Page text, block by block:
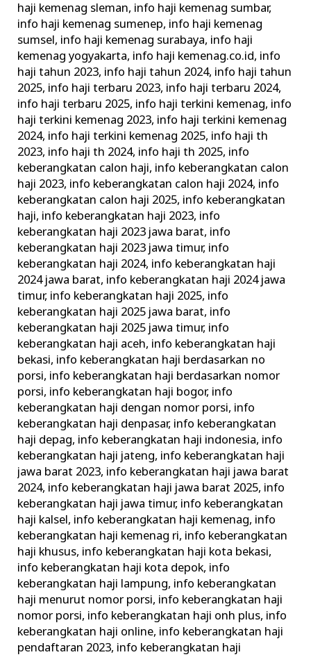
haji kemenag sleman, info haji kemenag sumbar,
info haji kemenag sumenep, info haji kemenag
sumsel, info haji kemenag surabaya, info haji
kemenag yogyakarta, info haji kemenag.co.id, info
haji tahun 2023, info haji tahun 2024, info haji tahun
2025, info haji terbaru 2023, info haji terbaru 2024,
info haji terbaru 2025, info haji terkini kemenag, info
haji terkini kemenag 2023, info haji terkini kemenag
2024, info haji terkini kemenag 2025, info haji th
2023, info haji th 2024, info haji th 2025, info
keberangkatan calon haji, info keberangkatan calon
haji 2023, info keberangkatan calon haji 2024, info
keberangkatan calon haji 2025, info keberangkatan
haji, info keberangkatan haji 2023, info
keberangkatan haji 2023 jawa barat, info
keberangkatan haji 2023 jawa timur, info
keberangkatan haji 2024, info keberangkatan haji
2024 jawa barat, info keberangkatan haji 2024 jawa
timur, info keberangkatan haji 2025, info
keberangkatan haji 2025 jawa barat, info
keberangkatan haji 2025 jawa timur, info
keberangkatan haji aceh, info keberangkatan haji
bekasi, info keberangkatan haji berdasarkan no
porsi, info keberangkatan haji berdasarkan nomor
porsi, info keberangkatan haji bogor, info
keberangkatan haji dengan nomor porsi, info
keberangkatan haji denpasar, info keberangkatan
haji depag, info keberangkatan haji indonesia, info
keberangkatan haji jateng, info keberangkatan haji
jawa barat 2023, info keberangkatan haji jawa barat
2024, info keberangkatan haji jawa barat 2025, info
keberangkatan haji jawa timur, info keberangkatan
haji kalsel, info keberangkatan haji kemenag, info
keberangkatan haji kemenag ri, info keberangkatan
haji khusus, info keberangkatan haji kota bekasi,
info keberangkatan haji kota depok, info
keberangkatan haji lampung, info keberangkatan
haji menurut nomor porsi, info keberangkatan haji
nomor porsi, info keberangkatan haji onh plus, info
keberangkatan haji online, info keberangkatan haji
pendaftaran 2023, info keberangkatan haji